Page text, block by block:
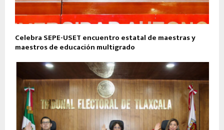
Celebra SEPE-USET encuentro estatal de maestras y
maestros de educación multigrado